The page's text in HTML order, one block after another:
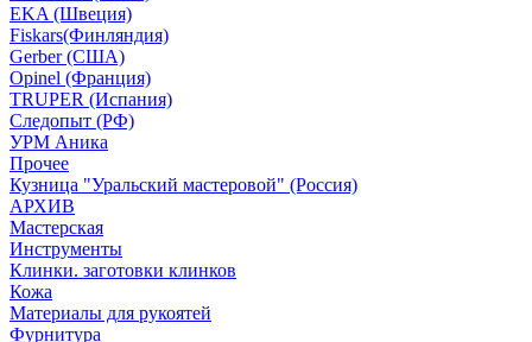
EKA (Швеция)
Fiskars(Финляндия)
Gerber (США)
Opinel (Франция)
TRUPER (Испания)
Следопыт (РФ)
УРМ Аника
Прочее
Кузница "Уральский мастеровой" (Россия)
АРХИВ
Мастерская
Инструменты
Клинки. заготовки клинков
Кожа
Материалы для рукоятей
Фурнитура